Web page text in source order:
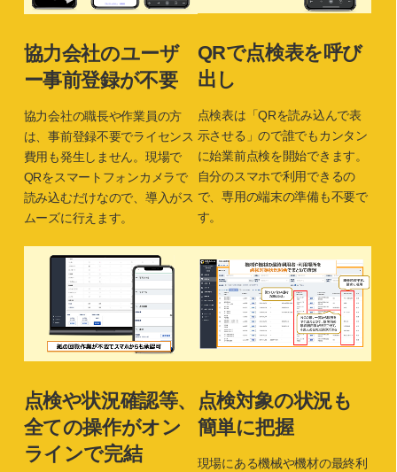
協力会社のユーザ
ー事前登録が不要
協力会社の職長や作業員の方
は、事前登録不要でライセンス
費用も発生しません。現場で
QRをスマートフォンカメラで
読み込むだけなので、導入がス
ムーズに行えます。
QRで点検表を呼び
出し
点検表は「QRを読み込んで表
示させる」ので誰でもカンタン
に始業前点検を開始できます。
自分のスマホで利用できるの
で、専用の端末の準備も不要で
す。
点検や状況確認等、
全ての操作がオン
ラインで完結
点検対象の状況も
簡単に把握
現場にある機械や機材の最終利